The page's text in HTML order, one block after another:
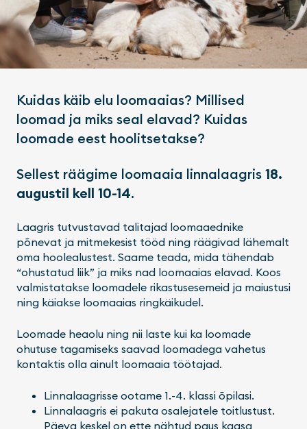
Kuidas käib elu loomaaias? Millised
loomad ja miks seal elavad? Kuidas
loomade eest hoolitsetakse?
Sellest räägime loomaaia linnalaagris18.
augustil kell 10-14.
Laagris tutvustavad talitajad loomaaednike
põnevat ja mitmekesist tööd ning räägivad lähemalt
oma hoolealustest. Saame teada, mida tähendab
“ohustatud liik” ja miks nad loomaaias elavad. Koos
valmistatakse loomadele rikastusesemeid ja maiustusi
ning käiakse loomaaias ringkäikudel.
Loomade heaolu ning nii laste kui ka loomade
ohutuse tagamiseks saavad loomadega vahetus
kontaktis olla ainult loomaaia töötajad.
Linnalaagrisse ootame 1.-4. klassi õpilasi.
Linnalaagris ei pakuta osalejatele toitlustust.
Päeva keskel on ette nähtud paus kaasa